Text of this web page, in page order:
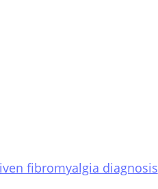
fibromyalgia diagnosis